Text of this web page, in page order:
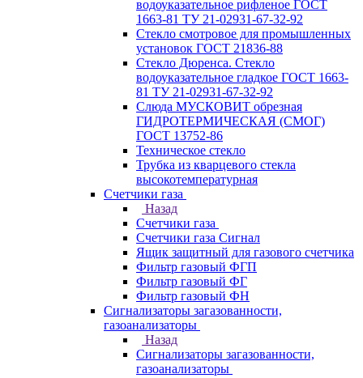
водоуказательное рифленое ГОСТ
1663-81 ТУ 21-02931-67-32-92
Стекло смотровое для промышленных
установок ГОСТ 21836-88
Стекло Дюренса. Стекло
водоуказательное гладкое ГОСТ 1663-
81 ТУ 21-02931-67-32-92
Слюда МУСКОВИТ обрезная
ГИДРОТЕРМИЧЕСКАЯ (СМОГ)
ГОСТ 13752-86
Техническое стекло
Трубка из кварцевого стекла
высокотемпературная
Счетчики газа
Назад
Счетчики газа
Счетчики газа Сигнал
Ящик защитный для газового счетчика
Фильтр газовый ФГП
Фильтр газовый ФГ
Фильтр газовый ФН
Сигнализаторы загазованности,
газоанализаторы
Назад
Сигнализаторы загазованности,
газоанализаторы